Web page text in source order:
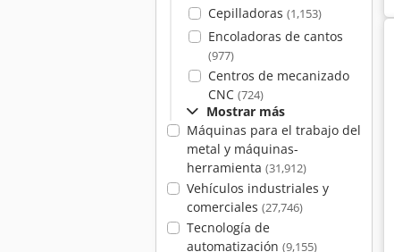
Cepilladoras (1,153)
Encoladoras de cantos
(977)
Centros de mecanizado
CNC (724)
Mostrar más
Máquinas para el trabajo del
metal y máquinas-
herramienta (31,912)
Vehículos industriales y
comerciales (27,746)
Tecnología de
automatización (9,155)